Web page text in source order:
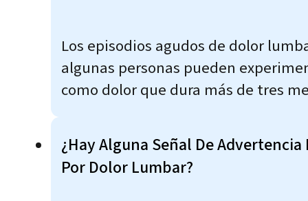
Los episodios agudos de dolor
algunas personas pueden
como dolor que dura más de tres
¿Hay Alguna Señal De
Por Dolor Lumbar?